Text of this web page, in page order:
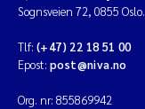
Sognsveien 72, 0855 Oslo.
Tlf: (+47) 22 18 51 00
Epost: post@niva.no
Org. nr: 855869942